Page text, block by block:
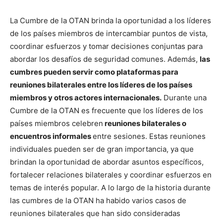
La Cumbre de la OTAN brinda la oportunidad a los líderes
de los países miembros de intercambiar puntos de vista,
coordinar esfuerzos y tomar decisiones conjuntas para
abordar los desafíos de seguridad comunes. Además, las
cumbres pueden servir como plataformas para
reuniones bilaterales entre los líderes de los países
miembros y otros actores internacionales. Durante una
Cumbre de la OTAN es frecuente que los líderes de los
países miembros celebren reuniones bilaterales o
encuentros informalesentre sesiones. Estas reuniones
individuales pueden ser de gran importancia, ya que
brindan la oportunidad de abordar asuntos específicos,
fortalecer relaciones bilaterales y coordinar esfuerzos en
temas de interés popular. A lo largo de la historia durante
las cumbres de la OTAN ha habido varios casos de
reuniones bilaterales que han sido consideradas